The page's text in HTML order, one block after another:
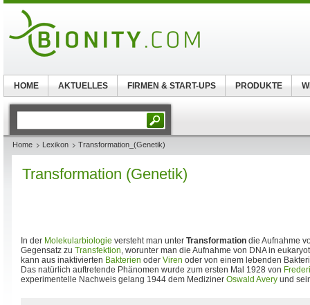
Home Lexikon Transformation_(Genetik)
Transformation (Genetik)
In der Molekularbiologie versteht man unter Transformation die Aufnahme
Gegensatz zu Transfektion, worunter man die Aufnahme von DNA in
kann aus inaktivierten Bakterien oder Viren oder von einem lebenden
Das natürlich auftretende Phänomen wurde zum ersten Mal 1928 von
experimentelle Nachweis gelang 1944 dem Mediziner Oswald Avery und
HOME AKTUELLES FIRMEN & START-UPS PRODUKTE